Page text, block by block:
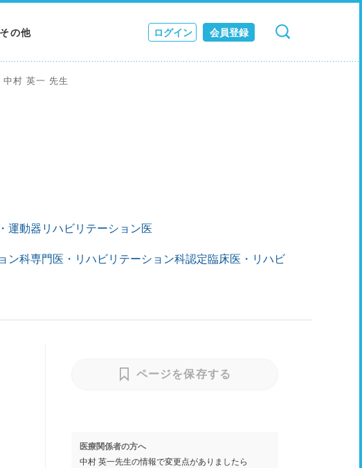
その他 ログイン 会員登録
検索 キャンセル
中村 英一 先生
運動器リハビリテーション医
ン科専門医・リハビリテーション科認定臨床医・リハビ
ページを保存する
医療関係者の方へ
中村 英一先生の情報で変更点がありましたら